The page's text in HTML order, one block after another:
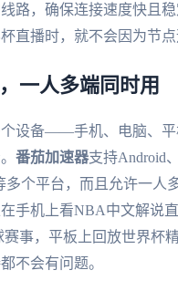
路，确保连接速度快且
直播时，就不会因为节点
一人多端同时用
个设备——手机、电脑、平
番茄加速器支持Android、
多个平台，而且允许一人
手机上看NBA中文解说
事，平板上回放世界杯
不会有问题。